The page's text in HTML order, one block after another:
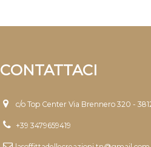
CONTATTACI
c/o Top Center Via Brennero 320 -
+39 3479659419